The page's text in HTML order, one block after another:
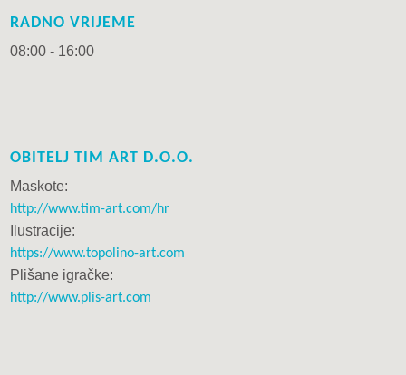
RADNO VRIJEME
08:00 - 16:00
OBITELJ TIM ART D.O.O.
Maskote:
http://www.tim-art.com/hr
Ilustracije:
https://www.topolino-art.com
Plišane igračke:
http://www.plis-art.com